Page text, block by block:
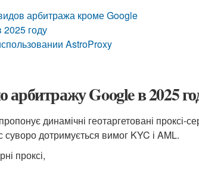
арбитража кроме Google
году
AstroProxy
Google в 2025
динамічні геотаргетовані проксі-
дотримується вимог KYC і AML.
проксі,